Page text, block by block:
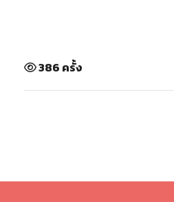
386 ครั้ง